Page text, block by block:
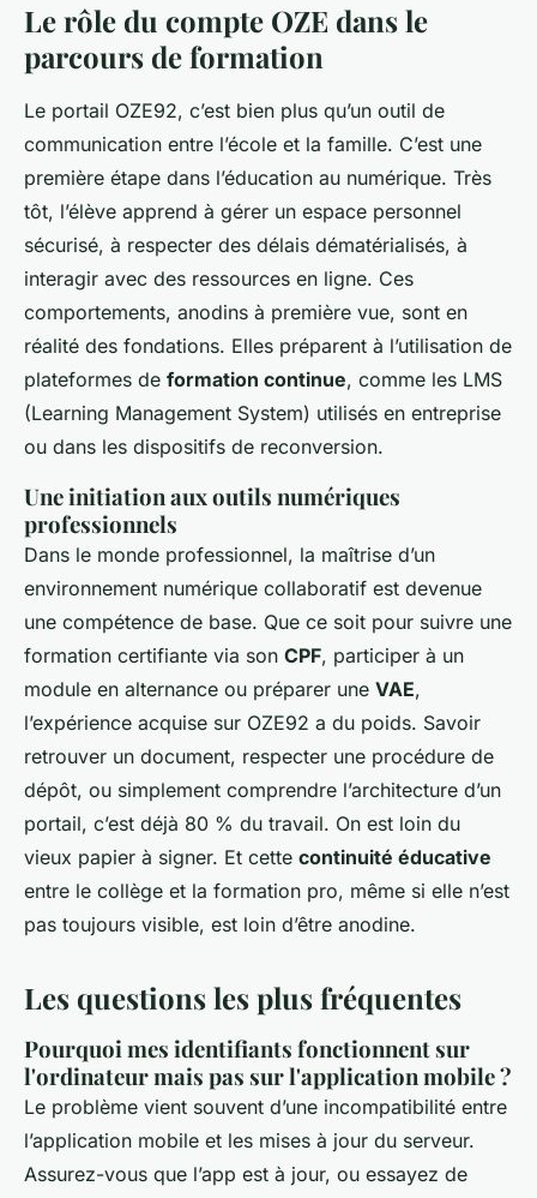
Le rôle du compte OZE dans le
parcours de formation
Le portail OZE92, c’est bien plus qu’un outil de
communication entre l’école et la famille. C’est une
première étape dans l’éducation au numérique. Très
tôt, l’élève apprend à gérer un espace personnel
sécurisé, à respecter des délais dématérialisés, à
interagir avec des ressources en ligne. Ces
comportements, anodins à première vue, sont en
réalité des fondations. Elles préparent à l’utilisation de
plateformes de formation continue, comme les LMS
(Learning Management System) utilisés en entreprise
ou dans les dispositifs de reconversion.
Une initiation aux outils numériques
professionnels
Dans le monde professionnel, la maîtrise d’un
environnement numérique collaboratif est devenue
une compétence de base. Que ce soit pour suivre une
formation certifiante via son CPF, participer à un
module en alternance ou préparer une VAE,
l’expérience acquise sur OZE92 a du poids. Savoir
retrouver un document, respecter une procédure de
dépôt, ou simplement comprendre l’architecture d’un
portail, c’est déjà 80 % du travail. On est loin du
vieux papier à signer. Et cette continuité éducative
entre le collège et la formation pro, même si elle n’est
pas toujours visible, est loin d’être anodine.
Les questions les plus fréquentes
Pourquoi mes identifiants fonctionnent sur
l'ordinateur mais pas sur l'application mobile ?
Le problème vient souvent d’une incompatibilité entre
l’application mobile et les mises à jour du serveur.
Assurez-vous que l’app est à jour, ou essayez de